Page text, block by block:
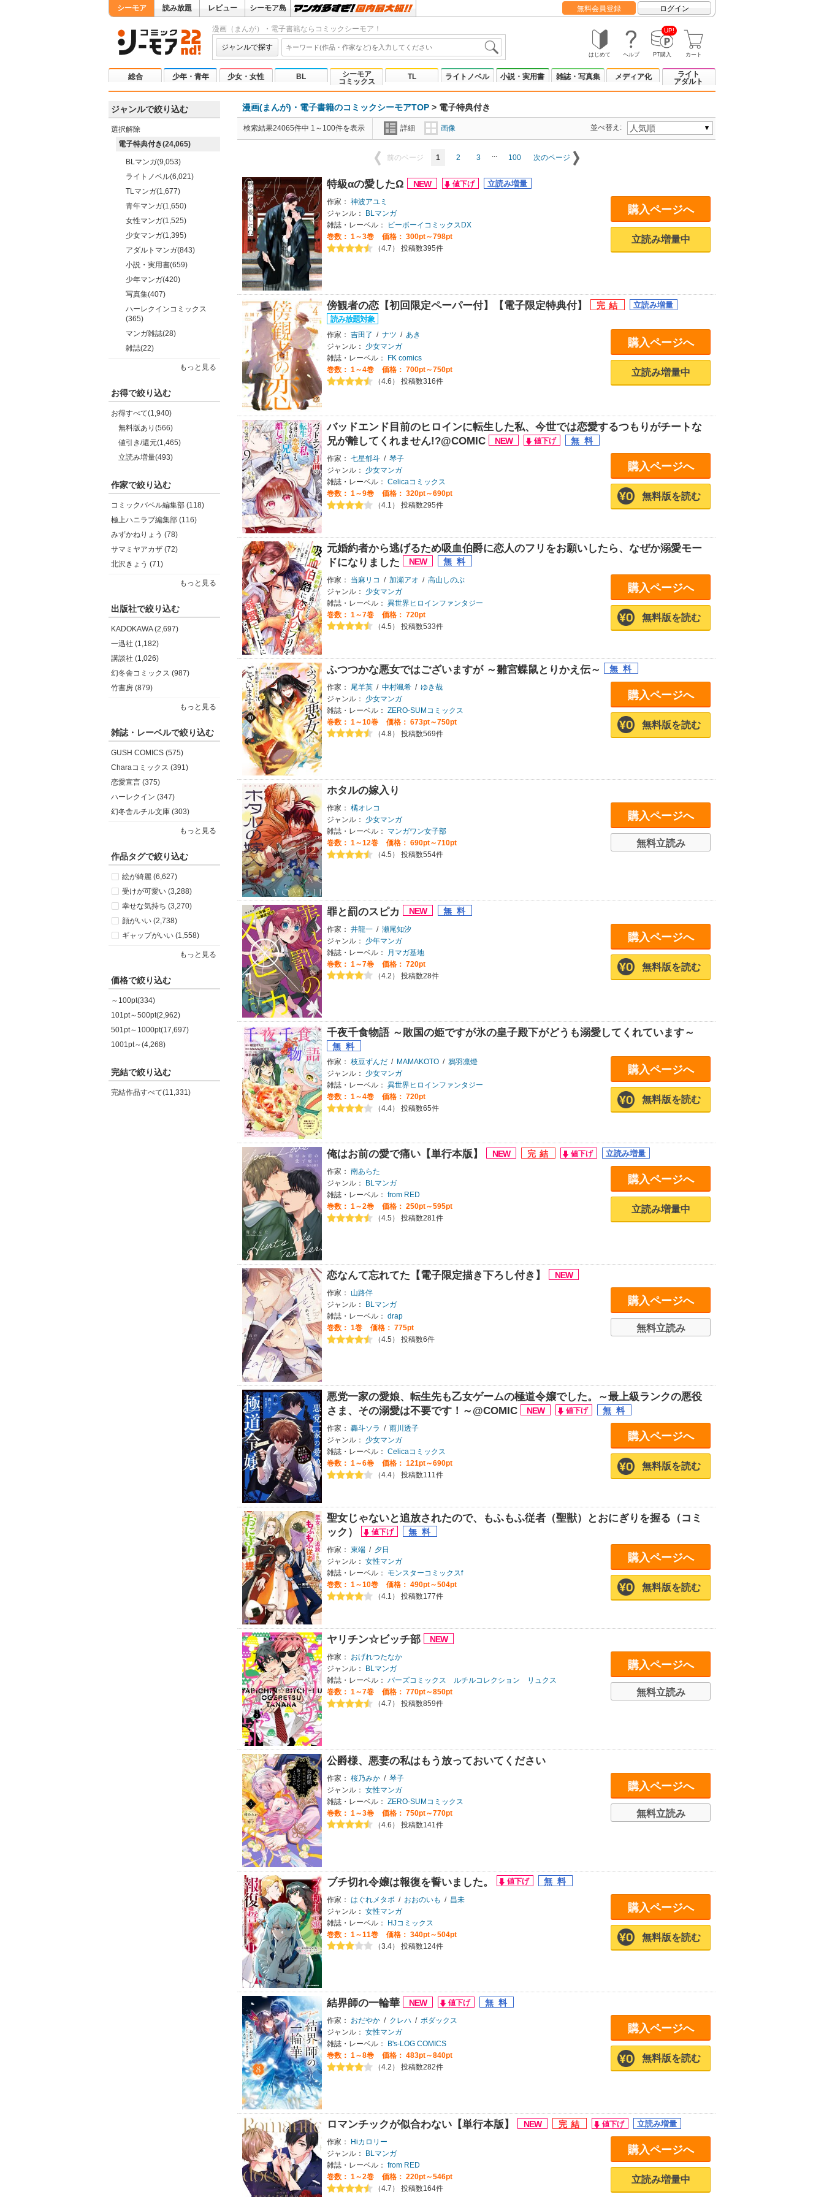
シーモア 読み放題 レビュー シーモア島 無料会員登録 ログイン
漫画（まんが）・電子書籍ならコミックシーモア！
ジャンルで探す
はじめて ヘルプ
UP!
PT購入 カート
総合 少年・青年 少女・女性 BL
シーモア
コミックス
TL ライトノベル 小説・実用書 雑誌・写真集 メディア化
ライト
アダルト
ジャンルで絞り込む
選択解除
電子特典付き(24,065)
BLマンガ(9,053)
ライトノベル(6,021)
TLマンガ(1,677)
青年マンガ(1,650)
女性マンガ(1,525)
少女マンガ(1,395)
アダルトマンガ(843)
小説・実用書(659)
少年マンガ(420)
写真集(407)
ハーレクインコミックス
(365)
マンガ雑誌(28)
雑誌(22)
もっと見る
お得で絞り込む
お得すべて(1,940)
無料版あり(566)
値引き/還元(1,465)
立読み増量(493)
作家で絞り込む
コミックバベル編集部 (118)
極上ハニラブ編集部 (116)
みずかねりょう (78)
サマミヤアカザ (72)
北沢きょう (71)
もっと見る
出版社で絞り込む
KADOKAWA (2,697)
一迅社 (1,182)
講談社 (1,026)
幻冬舎コミックス (987)
竹書房 (879)
もっと見る
雑誌・レーベルで絞り込む
GUSH COMICS (575)
Charaコミックス (391)
恋愛宣言 (375)
ハーレクイン (347)
幻冬舎ルチル文庫 (303)
もっと見る
作品タグで絞り込む
絵が綺麗 (6,627)
受けが可愛い (3,288)
幸せな気持ち (3,270)
顔がいい (2,738)
ギャップがいい (1,558)
もっと見る
価格で絞り込む
～100pt(334)
101pt～500pt(2,962)
501pt～1000pt(17,697)
1001pt～(4,268)
完結で絞り込む
完結作品すべて(11,331)
漫画(まんが)・電子書籍のコミックシーモアTOP > 電子特典付き
検索結果24065件中 1～100件を表示 詳細 画像 並べ替え:
前のページ 1 2 3 ... 100 次のページ
特級αの愛したΩ
作家： 神波アユミ
ジャンル：
BLマンガ
雑誌・レーベル：
ビーボーイコミックスDX
巻数： 1～3巻
価格： 300pt～798pt
（4.7） 投稿数395件
購入ページへ
立読み増量中
傍観者の恋【初回限定ペーパー付】【電子限定特典付】
作家： 吉田了 / ナツ / あき
ジャンル：
少女マンガ
雑誌・レーベル：
FK comics
巻数： 1～4巻
価格： 700pt～750pt
（4.6） 投稿数316件
購入ページへ
立読み増量中
バッドエンド目前のヒロインに転生した私、今世では恋愛するつもりがチートな
兄が離してくれません!?@COMIC
作家： 七星郁斗 / 琴子
ジャンル：
少女マンガ
雑誌・レーベル： Celicaコミックス
巻数： 1～9巻
価格： 320pt～690pt
（4.1） 投稿数295件
購入ページへ
無料版を読む
元婚約者から逃げるため吸血伯爵に恋人のフリをお願いしたら、なぜか溺愛モー
ドになりました
作家： 当麻リコ / 加瀬アオ / 高山しのぶ
ジャンル：
少女マンガ
雑誌・レーベル： 異世界ヒロインファンタジー
巻数： 1～7巻
価格： 720pt
（4.5） 投稿数533件
購入ページへ
無料版を読む
ふつつかな悪女ではございますが ～雛宮蝶鼠とりかえ伝～
作家： 尾羊英 / 中村颯希 / ゆき哉
ジャンル：
少女マンガ
雑誌・レーベル： ZERO-SUMコミックス
巻数： 1～10巻
価格： 673pt～750pt
（4.8） 投稿数569件
購入ページへ
無料版を読む
ホタルの嫁入り
作家： 橘オレコ
ジャンル：
少女マンガ
雑誌・レーベル：
マンガワン女子部
巻数： 1～12巻
価格： 690pt～710pt
（4.5） 投稿数554件
購入ページへ
無料立読み
罪と罰のスピカ
作家： 井龍一 / 瀬尾知汐
ジャンル：
少年マンガ
雑誌・レーベル：
月マガ基地
巻数： 1～7巻
価格： 720pt
（4.2） 投稿数28件
購入ページへ
無料版を読む
千夜千食物語 ～敗国の姫ですが氷の皇子殿下がどうも溺愛してくれています～
作家： 枝豆ずんだ / MAMAKOTO / 鴉羽凛燈
ジャンル：
少女マンガ
雑誌・レーベル： 異世界ヒロインファンタジー
巻数： 1～4巻
価格： 720pt
（4.4） 投稿数65件
購入ページへ
無料版を読む
俺はお前の愛で痛い【単行本版】
作家： 南あらた
ジャンル：
BLマンガ
雑誌・レーベル： from RED
巻数： 1～2巻
価格： 250pt～595pt
（4.5） 投稿数281件
購入ページへ
立読み増量中
恋なんて忘れてた【電子限定描き下ろし付き】
作家：
山路伴
ジャンル：
BLマンガ
雑誌・レーベル： drap
巻数： 1巻
価格： 775pt
（4.5） 投稿数6件
購入ページへ
無料立読み
悪党一家の愛娘、転生先も乙女ゲームの極道令嬢でした。～最上級ランクの悪役
さま、その溺愛は不要です！～@COMIC
作家： 轟斗ソラ / 雨川透子
ジャンル：
少女マンガ
雑誌・レーベル： Celicaコミックス
巻数： 1～6巻
価格： 121pt～690pt
（4.4） 投稿数111件
購入ページへ
無料版を読む
聖女じゃないと追放されたので、もふもふ従者（聖獣）とおにぎりを握る（コミ
ック）
作家： 東端 / 夕日
ジャンル： 女性マンガ
雑誌・レーベル：
モンスターコミックスf
巻数： 1～10巻
価格： 490pt～504pt
（4.1） 投稿数177件
購入ページへ
無料版を読む
ヤリチン☆ビッチ部
作家：
おげれつたなか
ジャンル：
BLマンガ
雑誌・レーベル： バーズコミックス ルチルコレクション リュクス
巻数： 1～7巻
価格： 770pt～850pt
（4.7） 投稿数859件
購入ページへ
無料立読み
公爵様、悪妻の私はもう放っておいてください
作家： 桜乃みか / 琴子
ジャンル： 女性マンガ
雑誌・レーベル： ZERO-SUMコミックス
巻数： 1～3巻
価格： 750pt～770pt
（4.6） 投稿数141件
購入ページへ
無料立読み
ブチ切れ令嬢は報復を誓いました。
作家： はぐれメタボ / おおのいも / 昌未
ジャンル： 女性マンガ
雑誌・レーベル：
HJコミックス
巻数： 1～11巻
価格： 340pt～504pt
（3.4） 投稿数124件
購入ページへ
無料版を読む
結界師の一輪華
作家： おだやか / クレハ / ボダックス
ジャンル： 女性マンガ
雑誌・レーベル：
B's-LOG COMICS
巻数： 1～8巻
価格： 483pt～840pt
（4.2） 投稿数282件
購入ページへ
無料版を読む
ロマンチックが似合わない【単行本版】
作家：
Hiカロリー
ジャンル：
BLマンガ
雑誌・レーベル： from RED
巻数： 1～2巻
価格： 220pt～546pt
（4.7） 投稿数164件
購入ページへ
立読み増量中